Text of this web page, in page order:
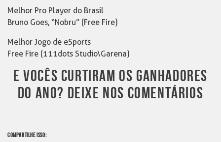
Melhor Pro Player do Brasil
Bruno Goes, “Nobru” (Free Fire)
Melhor Jogo de eSports
Free Fire (111dots Studio\Garena)
E VOCÊS CURTIRAM OS GANHADORES
DO ANO? DEIXE NOS COMENTÁRIOS
COMPARTILHE ISSO: